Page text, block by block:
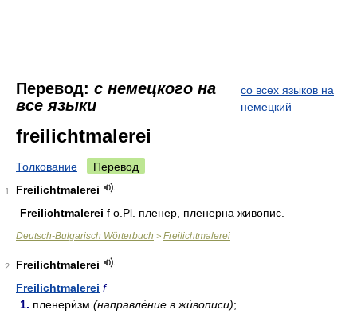
Перевод: с немецкого на
все языки
со всех языков на
немецкий
freilichtmalerei
Толкование Перевод
1
Freilichtmalerei
Freilichtmalerei f o. Pl . пленер, пленерна живопис.
Deutsch-Bulgarisch Wörterbuch > Freilichtmalerei
2
Freilichtmalerei
Freilichtmalerei f
1. пленери́зм (направле́ние в жи́вописи);